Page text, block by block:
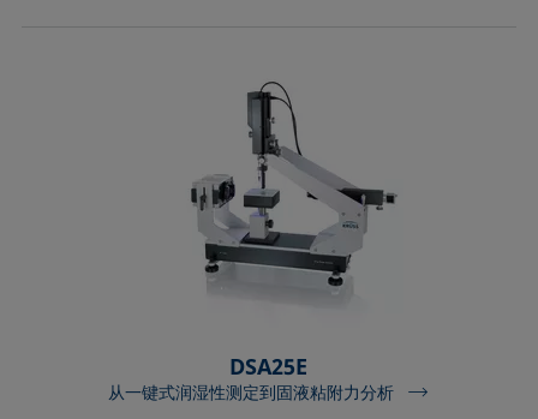
DSA25E
从一键式润湿性测定到固液粘附力分析